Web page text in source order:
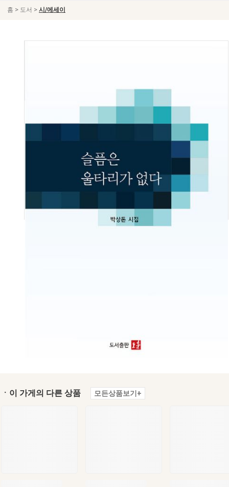
홈 > 도서 > 시/에세이
ㆍ이 가게의 다른 상품 모든상품보기+